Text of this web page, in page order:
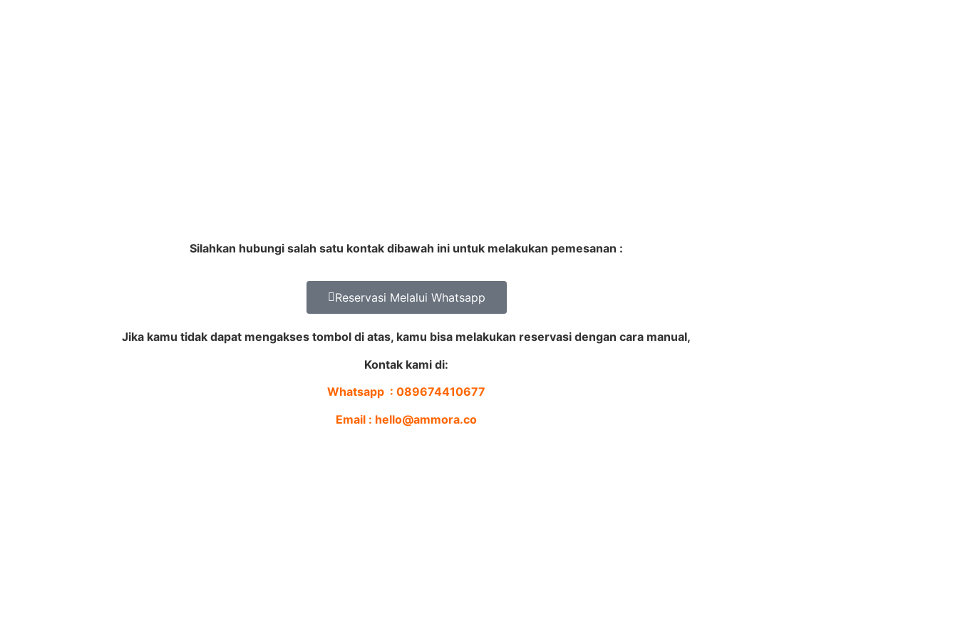
Silahkan hubungi salah satu kontak dibawah ini untuk melakukan pemesanan :
Reservasi Melalui Whatsapp
Jika kamu tidak dapat mengakses tombol di atas, kamu bisa melakukan reservasi dengan cara manual,
Kontak kami di:
Whatsapp : 089674410677
Email : hello@ammora.co